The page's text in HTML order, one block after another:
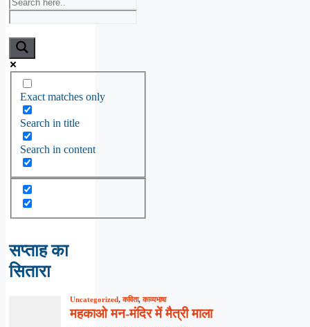
Exact matches only
Search in title
Search in content
सप्ताह का
सितारा
Uncategorized,कविता,काव्यभाषा
महकाओ मन-मंदिर में मैत्री माला